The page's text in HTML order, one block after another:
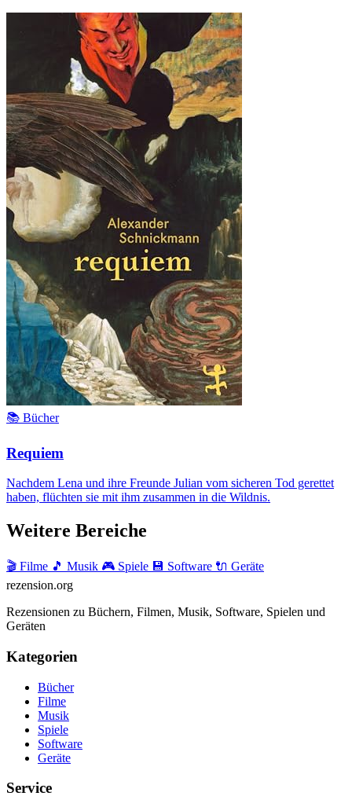
📚 Bücher
Requiem
Nachdem Lena und ihre Freunde Julian vom sicheren Tod gerettet
haben, flüchten sie mit ihm zusammen in die Wildnis.
Weitere Bereiche
🎬 Filme 🎵 Musik 🎮 Spiele 💾 Software 🔌 Geräte
rezension.org
Rezensionen zu Büchern, Filmen, Musik, Software, Spielen und
Geräten
Kategorien
Bücher
Filme
Musik
Spiele
Software
Geräte
Service